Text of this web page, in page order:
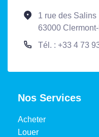
1 rue des Salins
63000
Tél. : +33 4 73
Nos Services
Acheter
Louer